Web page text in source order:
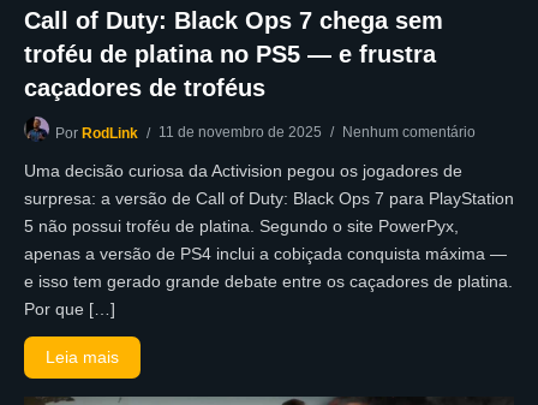
Call of Duty: Black Ops 7 chega sem
troféu de platina no PS5 — e frustra
caçadores de troféus
Por RodLink 11 de novembro de 2025 Nenhum comentário
Uma decisão curiosa da Activision pegou os jogadores de
surpresa: a versão de Call of Duty: Black Ops 7 para PlayStation
5 não possui troféu de platina. Segundo o site PowerPyx,
apenas a versão de PS4 inclui a cobiçada conquista máxima —
e isso tem gerado grande debate entre os caçadores de platina.
Por que […]
Leia mais